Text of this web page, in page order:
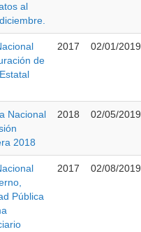
al
de
2017 02/01/2019
Nacional
2018
2018 02/05/2019
Pública
2017 02/08/2019